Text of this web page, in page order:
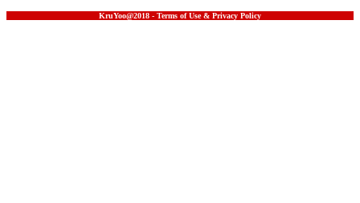
KruYoo@2018 - Terms of Use & Privacy Policy